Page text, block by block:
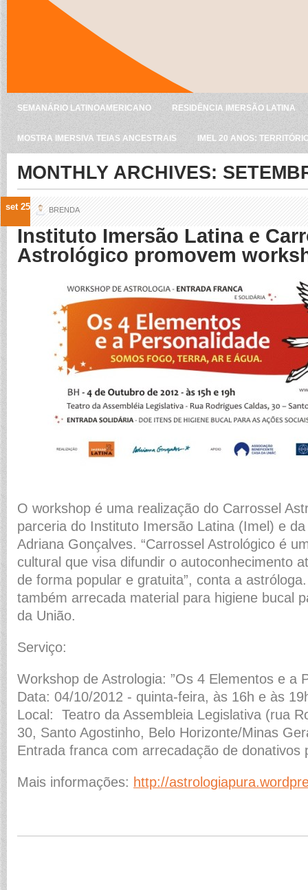
SEMANÁRIO LATINOAMERICANO RESIDÊNCIA IMERSÃO LATINA
MOSTRA IMERSIVA TEIAS ANCESTRAIS IMEL 20 ANOS:
MONTHLY ARCHIVES:
set 25 BRENDA
Instituto Imersão Latina e
Astrológico promovem
O workshop é uma realização do Carrossel
parceria do Instituto Imersão Latina (Imel) e
Adriana Gonçalves. “Carrossel Astrológico é
cultural que visa difundir o autoconhecimento
de forma popular e gratuita”, conta a
também arrecada material para higiene bucal
da União.
Serviço:
Workshop de Astrologia: ”Os 4 Elementos e a
Data: 04/10/2012 - quinta-feira, às 16h e às
Local: Teatro da Assembleia Legislativa (rua
30, Santo Agostinho, Belo Horizonte/Minas
Entrada franca com arrecadação de donativos
Mais informações: http://